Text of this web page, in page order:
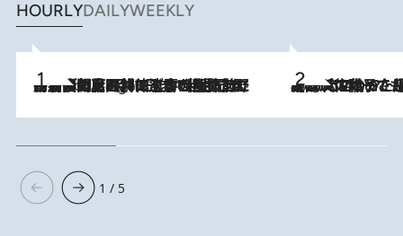
HOURLYDAILYWEEKLY
8 Hours Ago
「最後に見られてよかった」上野動物園の東園パンダ舎が解体前に特別公開。8月16日まで延長されたパネル展と共に辿る“半世紀”のパンダ飼育《解体工事の図面あり》 2026.8.5
【阿川佐和子さんの年とる力】なぜ70代で始めた趣味は“こんなに楽しい”のか？ ピアノ、俳句…スランプに陥っても続けられる“ある秘訣”とは
1 / 5